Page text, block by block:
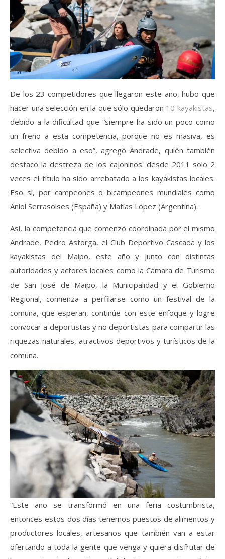
De los 23 competidores que llegaron este año, hubo que
hacer una selección en la que sólo quedaron 10 kayakistas,
debido a la dificultad que “siempre ha sido un poco como
un freno a esta competencia, porque no es masiva, es
selectiva debido a eso”, agregó Andrade, quién también
destacó la destreza de los cajoninos: desde 2011 solo 2
veces el título ha sido arrebatado a los kayakistas locales.
Eso sí, por campeones o bicampeones mundiales como
Aniol Serrasolses (España) y Matías López (Argentina).
Así, la competencia que comenzó coordinada por el mismo
Andrade, Pedro Astorga, el Club Deportivo Cascada y los
kayakistas del Maipo, este año y junto con distintas
autoridades y actores locales como la Cámara de Turismo
de San José de Maipo, la Municipalidad y el Gobierno
Regional, comienza a perfilarse como un festival de la
comuna, que esperan, continúe con este enfoque y logre
convocar a deportistas y no deportistas para compartir las
riquezas naturales, atractivos deportivos y turísticos de la
comuna.
“Este año se transformó en una feria costumbrista,
entonces estos dos días tenemos puestos de alimentos y
productores locales, artesanos que también van a estar
ofertando a toda la gente que venga y quiera disfrutar de